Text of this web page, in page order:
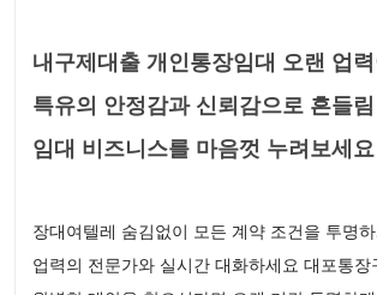
내구제대출 개인통장임대 오랜 업
특유의 안정감과 신뢰감으로 흔들
임대 비즈니스를 마음껏 누려보세요
장대여텔레 숨김없이 모든 계약 조건을 투명
업력의 전문가와 실시간 대화하세요 대포통